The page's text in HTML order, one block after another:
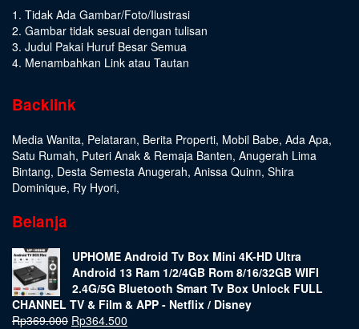
1. Tidak Ada Gambar/Foto/Ilustrasi
2. Gambar tidak sesuai dengan tulisan
3. Judul Pakai Huruf Besar Semua
4. Menambahkan Link atau Tautan
Backlink
Media Wanita, Pelataran, Berita Properti, Mobil Babe, Ada Apa,
Satu Rumah, Puteri Anak & Remaja Banten, Anugerah Lima
Bintang, Desta Semesta Anugerah, Anissa Quinn, Shira
Dominique, Ry Hyori,
Belanja
UPHOME Android Tv Box Mini 4K-HD Ultra
Android 13 Ram 1/2/4GB Rom 8/16/32GB WIFI
2.4G/5G Bluetooth Smart Tv Box Unlock FULL
CHANNEL TV & Film & APP - Netflix / Disney
Rp369.000 Rp364.500